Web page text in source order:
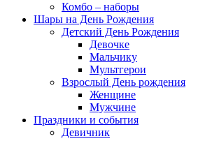
Комбо – наборы
Шары на День Рождения
Детский День Рождения
Девочке
Мальчику
Мультгерои
Взрослый День рождения
Женщине
Мужчине
Праздники и события
Девичник